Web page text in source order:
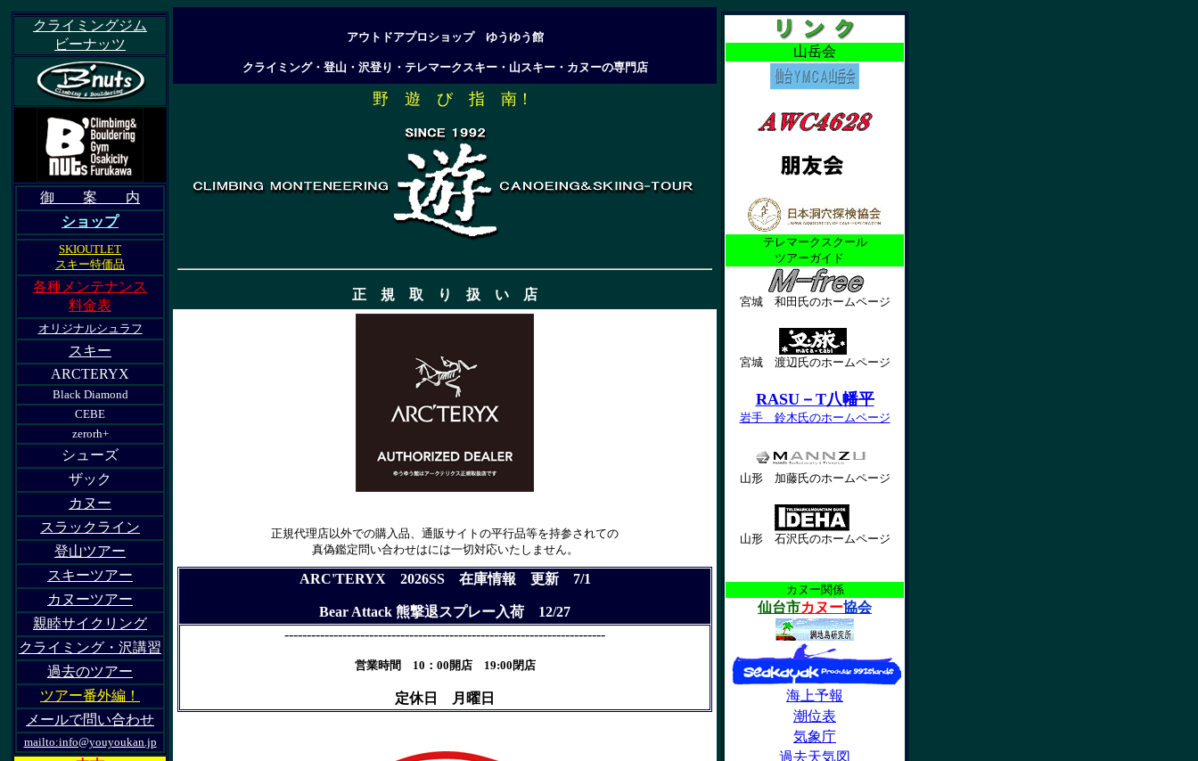
クライミングジム
ビーナッツ
御 案 内
ショップ
SKIOUTLET
スキー特価品
各種メンテナンス
料金表
オリジナルシュラフ
スキー
ARCTERYX
Black Diamond
CEBE
zerorh+
シューズ
ザック
カヌー
スラックライン
登山ツアー
スキーツアー
カヌーツアー
親睦サイクリング
クライミング・沢講習
過去のツアー
ツアー番外編！
メールで問い合わせ
mailto:info@youyoukan.jp
アウトドアプロショップ ゆうゆう館
クライミング・登山・沢登り・テレマークスキー・山スキー・カヌーの専門店
山岳会
テレマークスクール
ツアーガイド
宮城 和田氏のホームページ
宮城 渡辺氏のホームページ
RASU－T八幡平
岩手 鈴木氏のホームページ
山形 加藤氏のホームページ
山形 石沢氏のホームページ
カヌー関係
仙台市カヌー協会
海上予報
潮位表
気象庁
過去天気図
野 遊 び 指 南！
正 規 取 り 扱 い 店
正規代理店以外での購入品、通販サイトの平行品等を持参されての
真偽鑑定問い合わせはには一切対応いたしません。
ARC'TERYX 2026SS 在庫情報 更新 7/1
Bear Attack 熊撃退スプレー入荷 12/27
------------------------------------------------------------------------
営業時間 10：00開店 19:00閉店
定休日 月曜日